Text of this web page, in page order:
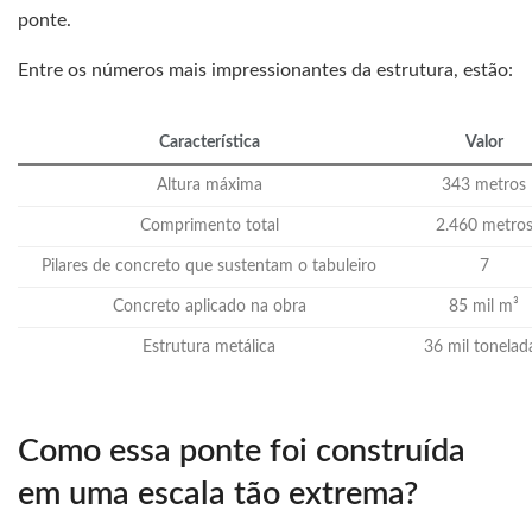
ponte.
Entre os números mais impressionantes da estrutura, estão:
Característica Valor
Altura máxima 343 metros
Comprimento total 2.460 metros
Pilares de concreto que sustentam o tabuleiro 7
Concreto aplicado na obra 85 mil m³
Estrutura metálica 36 mil
Como essa ponte foi construída
em uma escala tão extrema?